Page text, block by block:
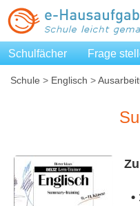
Schulfächer Frage
Schule > Englisch >
•